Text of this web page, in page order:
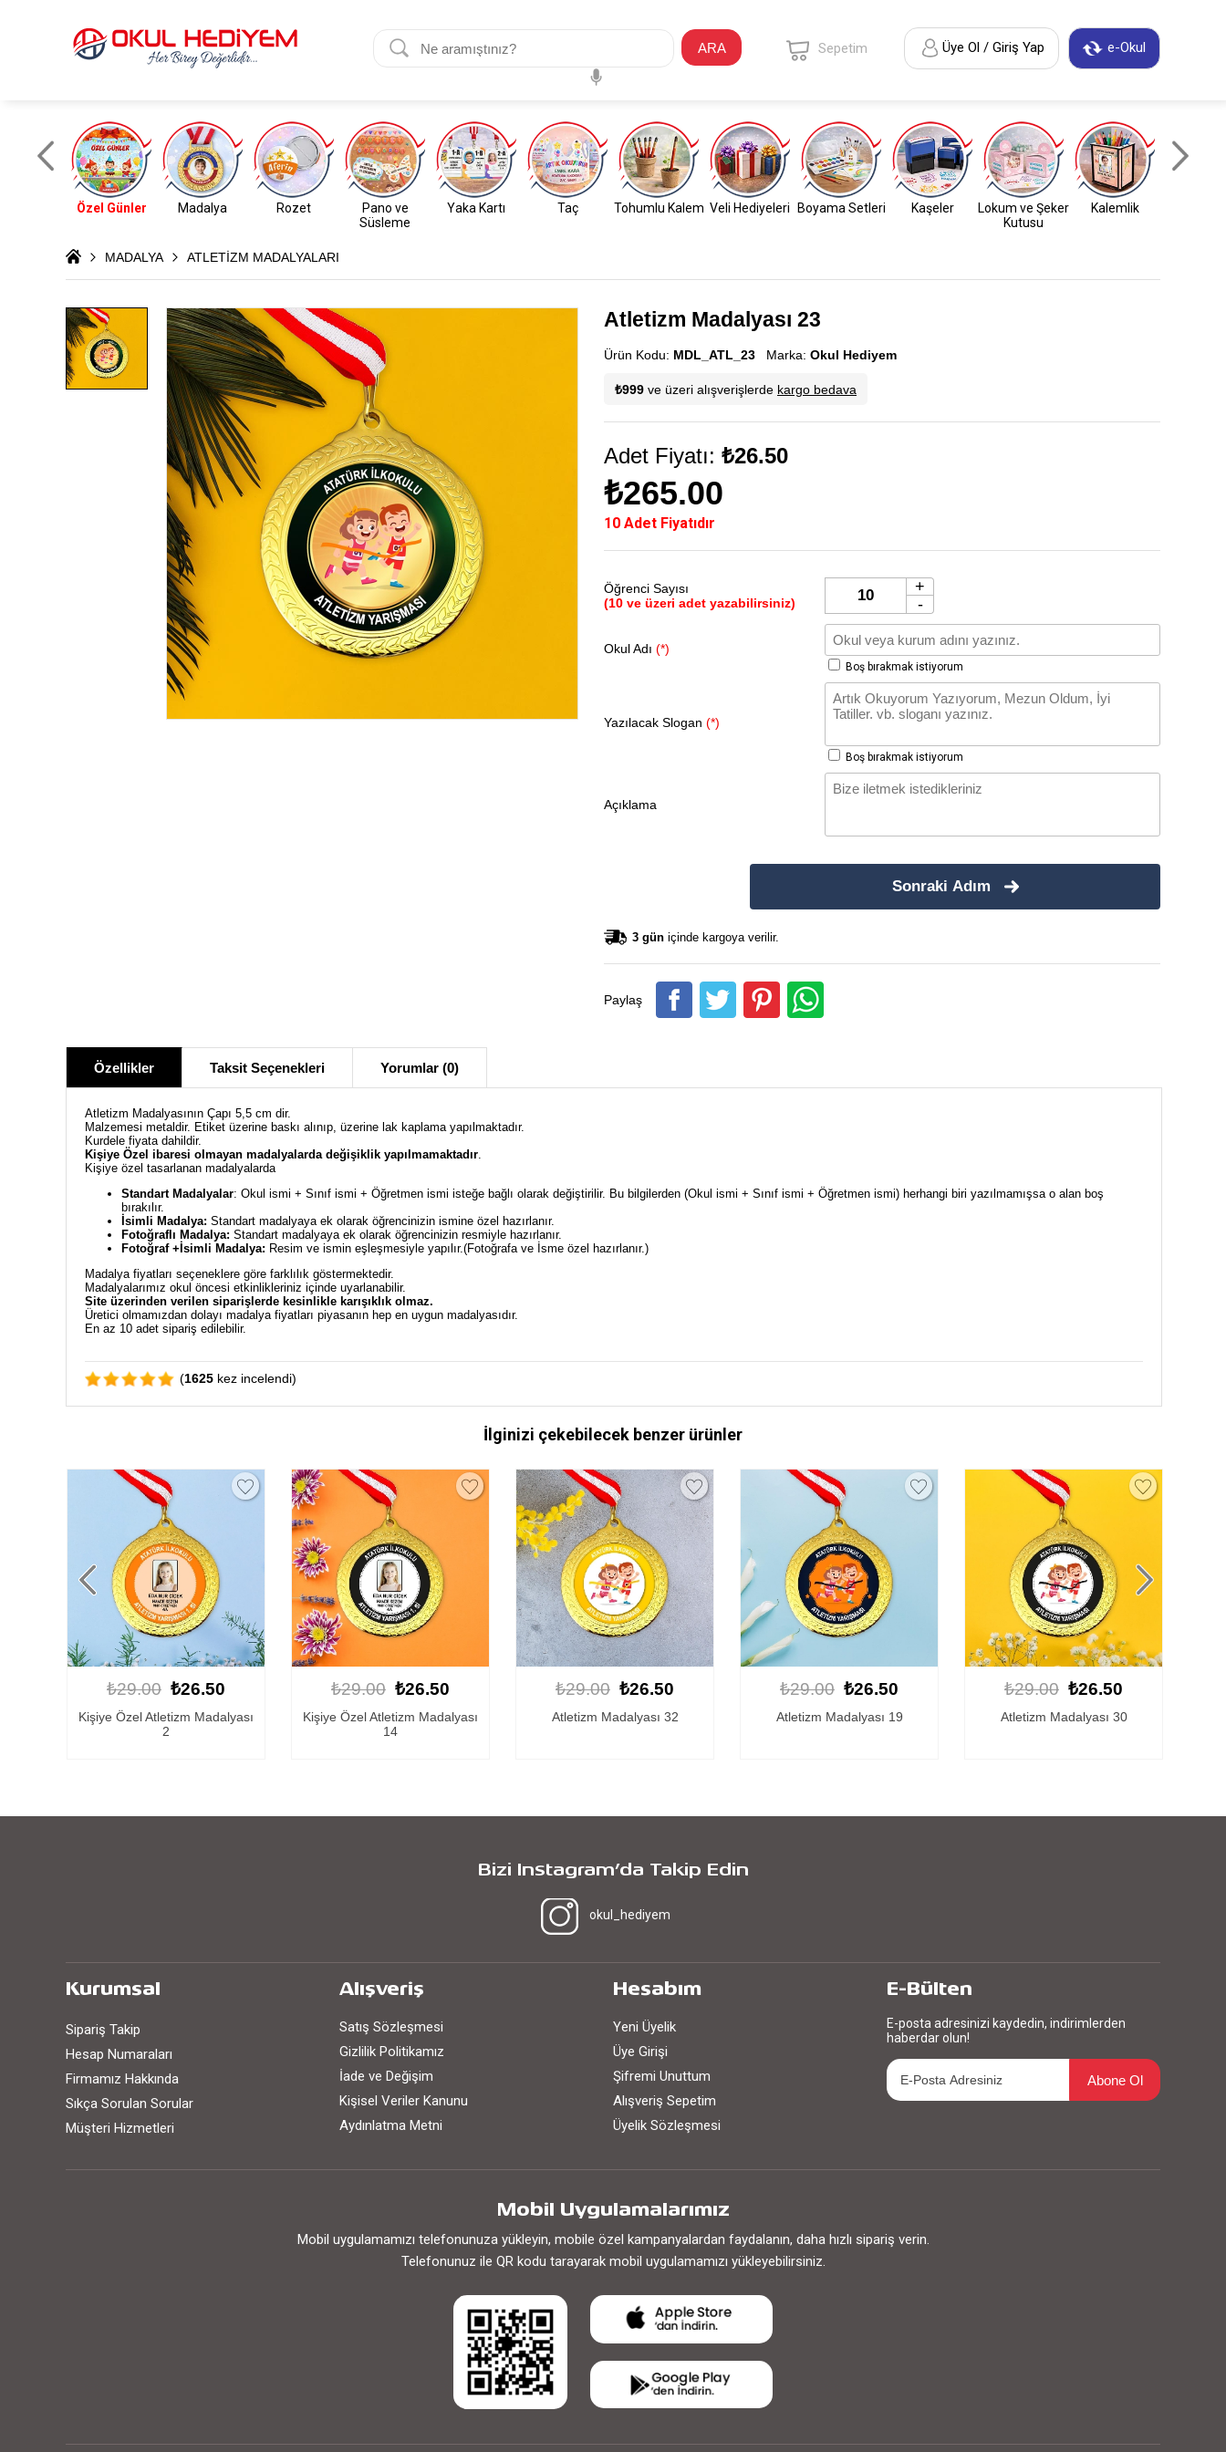
ARA e-Okul
Üye Ol / Giriş Yap
Sepetim
Özel Günler Madalya Rozet
Pano ve
Süsleme
Yaka Kartı Taç Tohumlu Kalem Veli Hediyeleri Boyama Setleri Kaşeler
Lokum ve Şeker
Kutusu
Kalemlik
MADALYA ATLETİZM MADALYALARI
Atletizm Madalyası 23
Ürün Kodu: MDL_ATL_23 Marka: Okul Hediyem
₺999 ve üzeri alışverişlerde kargo bedava
Adet Fiyatı: ₺26.50
₺265.00
10 Adet Fiyatıdır
Öğrenci Sayısı
(10 ve üzeri adet yazabilirsiniz)
+
-
Okul Adı (*)
Boş bırakmak istiyorum
Yazılacak Slogan (*)
Boş bırakmak istiyorum
Açıklama
Sonraki Adım
3 gün içinde kargoya verilir.
Paylaş
Özellikler Taksit Seçenekleri Yorumlar (0)
Atletizm Madalyasının Çapı 5,5 cm dir.
Malzemesi metaldir. Etiket üzerine baskı alınıp, üzerine lak kaplama yapılmaktadır.
Kurdele fiyata dahildir.
Kişiye Özel ibaresi olmayan madalyalarda değişiklik yapılmamaktadır.
Kişiye özel tasarlanan madalyalarda
Standart Madalyalar: Okul ismi + Sınıf ismi + Öğretmen ismi isteğe bağlı olarak değiştirilir. Bu bilgilerden (Okul ismi + Sınıf ismi + Öğretmen ismi) herhangi biri yazılmamışsa o alan boş
bırakılır.
İsimli Madalya: Standart madalyaya ek olarak öğrencinizin ismine özel hazırlanır.
Fotoğraflı Madalya: Standart madalyaya ek olarak öğrencinizin resmiyle hazırlanır.
Fotoğraf +İsimli Madalya: Resim ve ismin eşleşmesiyle yapılır.(Fotoğrafa ve İsme özel hazırlanır.)
Madalya fiyatları seçeneklere göre farklılık göstermektedir.
Madalyalarımız okul öncesi etkinlikleriniz içinde uyarlanabilir.
Site üzerinden verilen siparişlerde kesinlikle karışıklık olmaz.
Üretici olmamızdan dolayı madalya fiyatları piyasanın hep en uygun madalyasıdır.
En az 10 adet sipariş edilebilir.
(1625 kez incelendi)
İlginizi çekebilecek benzer ürünler
₺29.00 ₺26.50
Kişiye Özel Atletizm Madalyası
14
₺29.00 ₺26.50
Atletizm Madalyası 32
₺29.00 ₺26.50
Atletizm Madalyası 19
₺29.00 ₺26.50
Atletizm Madalyası 30
₺29.00 ₺26.50
Kişiye Özel Atletizm Madalyası
Bizi Instagram’da Takip Edin
okul_hediyem
Kurumsal
Sipariş Takip
Hesap Numaraları
Firmamız Hakkında
Sıkça Sorulan Sorular
Müşteri Hizmetleri
Alışveriş
Satış Sözleşmesi
Gizlilik Politikamız
İade ve Değişim
Kişisel Veriler Kanunu
Aydınlatma Metni
Hesabım
Yeni Üyelik
Üye Girişi
Şifremi Unuttum
Alışveriş Sepetim
Üyelik Sözleşmesi
E-Bülten
E-posta adresinizi kaydedin, indirimlerden
haberdar olun!
Abone Ol
Mobil Uygulamalarımız
Mobil uygulamamızı telefonunuza yükleyin, mobile özel kampanyalardan faydalanın, daha hızlı sipariş verin.
Telefonunuz ile QR kodu tarayarak mobil uygulamamızı yükleyebilirsiniz.